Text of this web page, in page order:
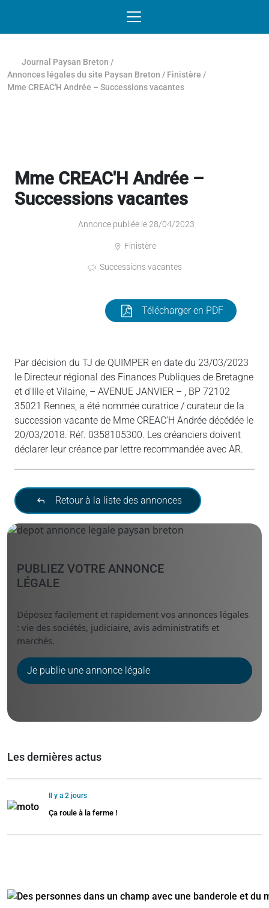
Journal Paysan Breton /
Annonces légales du site Paysan Breton / Finistère /
Mme CREAC'H Andrée – Successions vacantes
Mme CREAC'H Andrée –
Successions vacantes
Annonce publiée le 28/04/2023
Finistère
Successions vacantes
Télécharger en PDF
Par décision du TJ de QUIMPER en date du 23/03/2023
le Directeur régional des Finances Publiques de Bretagne
et d’Ille et Vilaine, – AVENUE JANVIER – , BP 72102
35021 Rennes, a été nommée curatrice / curateur de la
succession vacante de Mme CREAC’H Andrée décédée le
20/03/2018. Réf. 0358105300. Les créanciers doivent
déclarer leur créance par lettre recommandée avec AR.
Retour à la liste des annonces
PUBLIEZ VOTRE ANNONCE
LÉGALE
Déposez facilement et rapidement vos annonces légales
: vie des sociétés, judiciaire, avis administratifs et
marchés.
Je publie une annonce légale
Les dernières actus
Il y a 2 jours
Ça roule à la ferme !